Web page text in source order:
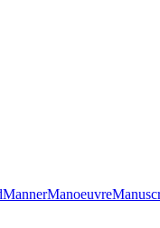
MannerManoeuvre